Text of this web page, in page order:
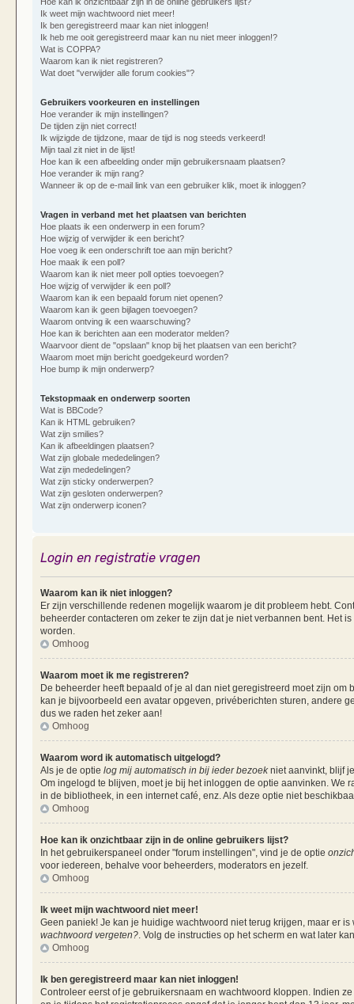
Ik weet mijn wachtwoord niet meer!
Ik ben geregistreerd maar kan niet inloggen!
Ik heb me ooit geregistreerd maar kan nu niet meer inloggen!?
Wat is COPPA?
Waarom kan ik niet registreren?
Wat doet "verwijder alle forum cookies"?
Gebruikers voorkeuren en instellingen
Hoe verander ik mijn instellingen?
De tijden zijn niet correct!
Ik wijzigde de tijdzone, maar de tijd is nog steeds verkeerd!
Mijn taal zit niet in de lijst!
Hoe kan ik een afbeelding onder mijn gebruikersnaam plaatsen?
Hoe verander ik mijn rang?
Wanneer ik op de e-mail link van een gebruiker klik, moet ik inloggen?
Vragen in verband met het plaatsen van berichten
Hoe plaats ik een onderwerp in een forum?
Hoe wijzig of verwijder ik een bericht?
Hoe voeg ik een onderschrift toe aan mijn bericht?
Hoe maak ik een poll?
Waarom kan ik niet meer poll opties toevoegen?
Hoe wijzig of verwijder ik een poll?
Waarom kan ik een bepaald forum niet openen?
Waarom kan ik geen bijlagen toevoegen?
Waarom ontving ik een waarschuwing?
Hoe kan ik berichten aan een moderator melden?
Waarvoor dient de "opslaan" knop bij het plaatsen van een bericht?
Waarom moet mijn bericht goedgekeurd worden?
Hoe bump ik mijn onderwerp?
Tekstopmaak en onderwerp soorten
Wat is BBCode?
Kan ik HTML gebruiken?
Wat zijn smilies?
Kan ik afbeeldingen plaatsen?
Wat zijn globale mededelingen?
Wat zijn mededelingen?
Wat zijn sticky onderwerpen?
Wat zijn gesloten onderwerpen?
Wat zijn onderwerp iconen?
Login en registratie vragen
Waarom kan ik niet inloggen?
Er zijn verschillende redenen mogelijk waarom je dit probleem hebt.
beheerder contacteren om zeker te zijn dat je niet verbannen bent. Het
worden.
Omhoog
Waarom moet ik me registreren?
De beheerder heeft bepaald of je al dan niet geregistreerd moet zijn
kan je bijvoorbeeld een avatar opgeven, privéberichten sturen, andere
dus we raden het zeker aan!
Omhoog
Waarom word ik automatisch uitgelogd?
Als je de optie log mij automatisch in bij ieder bezoekniet aanvinkt, blijf
Om ingelogd te blijven, moet je bij het inloggen de optie aanvinken. We
in de bibliotheek, in een internet café, enz. Als deze optie niet
Omhoog
Hoe kan ik onzichtbaar zijn in de online gebruikers lijst?
In het gebruikerspaneel onder "forum instellingen", vind je de optie
voor iedereen, behalve voor beheerders, moderators en jezelf.
Omhoog
Ik weet mijn wachtwoord niet meer!
Geen paniek! Je kan je huidige wachtwoord niet terug krijgen, maar er
wachtwoord vergeten? . Volg de instructies op het scherm en wat later
Omhoog
Ik ben geregistreerd maar kan niet inloggen!
Controleer eerst of je gebruikersnaam en wachtwoord kloppen. Indien